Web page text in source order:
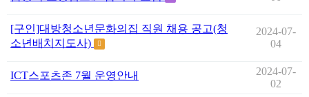
[구인]대방청소년문화의집 직원 채용 공고(청
소년배치지도사)
2024-07-
04
ICT스포츠존 7월 운영안내
2024-07-
02